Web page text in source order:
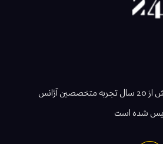
24 ویزا یک استارتاپ دانش محور است که با بیش از 20 سال تجربه متخصصین آژانس
شده است